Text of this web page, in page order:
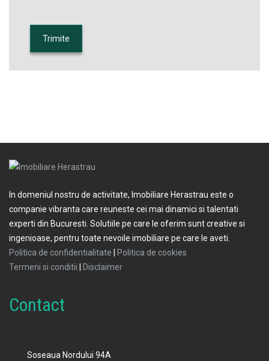
In domeniul nostru de activitate, Imobiliare Herastrau este o
companie vibranta care reuneste cei mai dinamici si talentati
experti din Bucuresti. Solutiile pe care le oferim sunt creative si
ingenioase, pentru toate nevoile imobiliare pe care le aveti.
Politica de confidentialitate
Politica de cookies
Termeni si conditii
Disclaimer
Contact
Soseaua Nordului 94A